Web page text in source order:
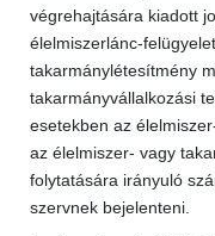
végrehajtására kiadott
élelmiszerlánc-
takarmánylétesítmény
takarmányvállalkozási
esetekben az
az élelmiszer- vagy
folytatására irányuló
szervnek bejelenteni.